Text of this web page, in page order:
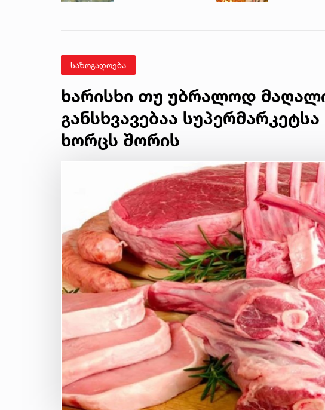
საზოგადოება
ხარისხი თუ უბრალოდ
განსხვავებაა
ხორცს შორის